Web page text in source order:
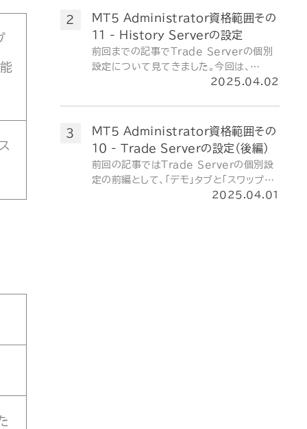
定稼働を支えるための要となる設定が数多
く含まれています。
MT5 Administrator資格範囲その
11 - History Serverの設定
前回までの記事でTrade Serverの個別
設定について見てきました。今回は、
Trade Serverとは別の側面から取引を
割を通じて、取引と深く関わる重要な構成
要素です。
2025.04.02
MT5 Administrator資格範囲その
10 - Trade Serverの設定（後編）
前回の記事ではTrade Serverの個別設
定の前編として、「デモ」タブと「スワップ付
与前にレポート生成」タブについて見てい
2025.04.01